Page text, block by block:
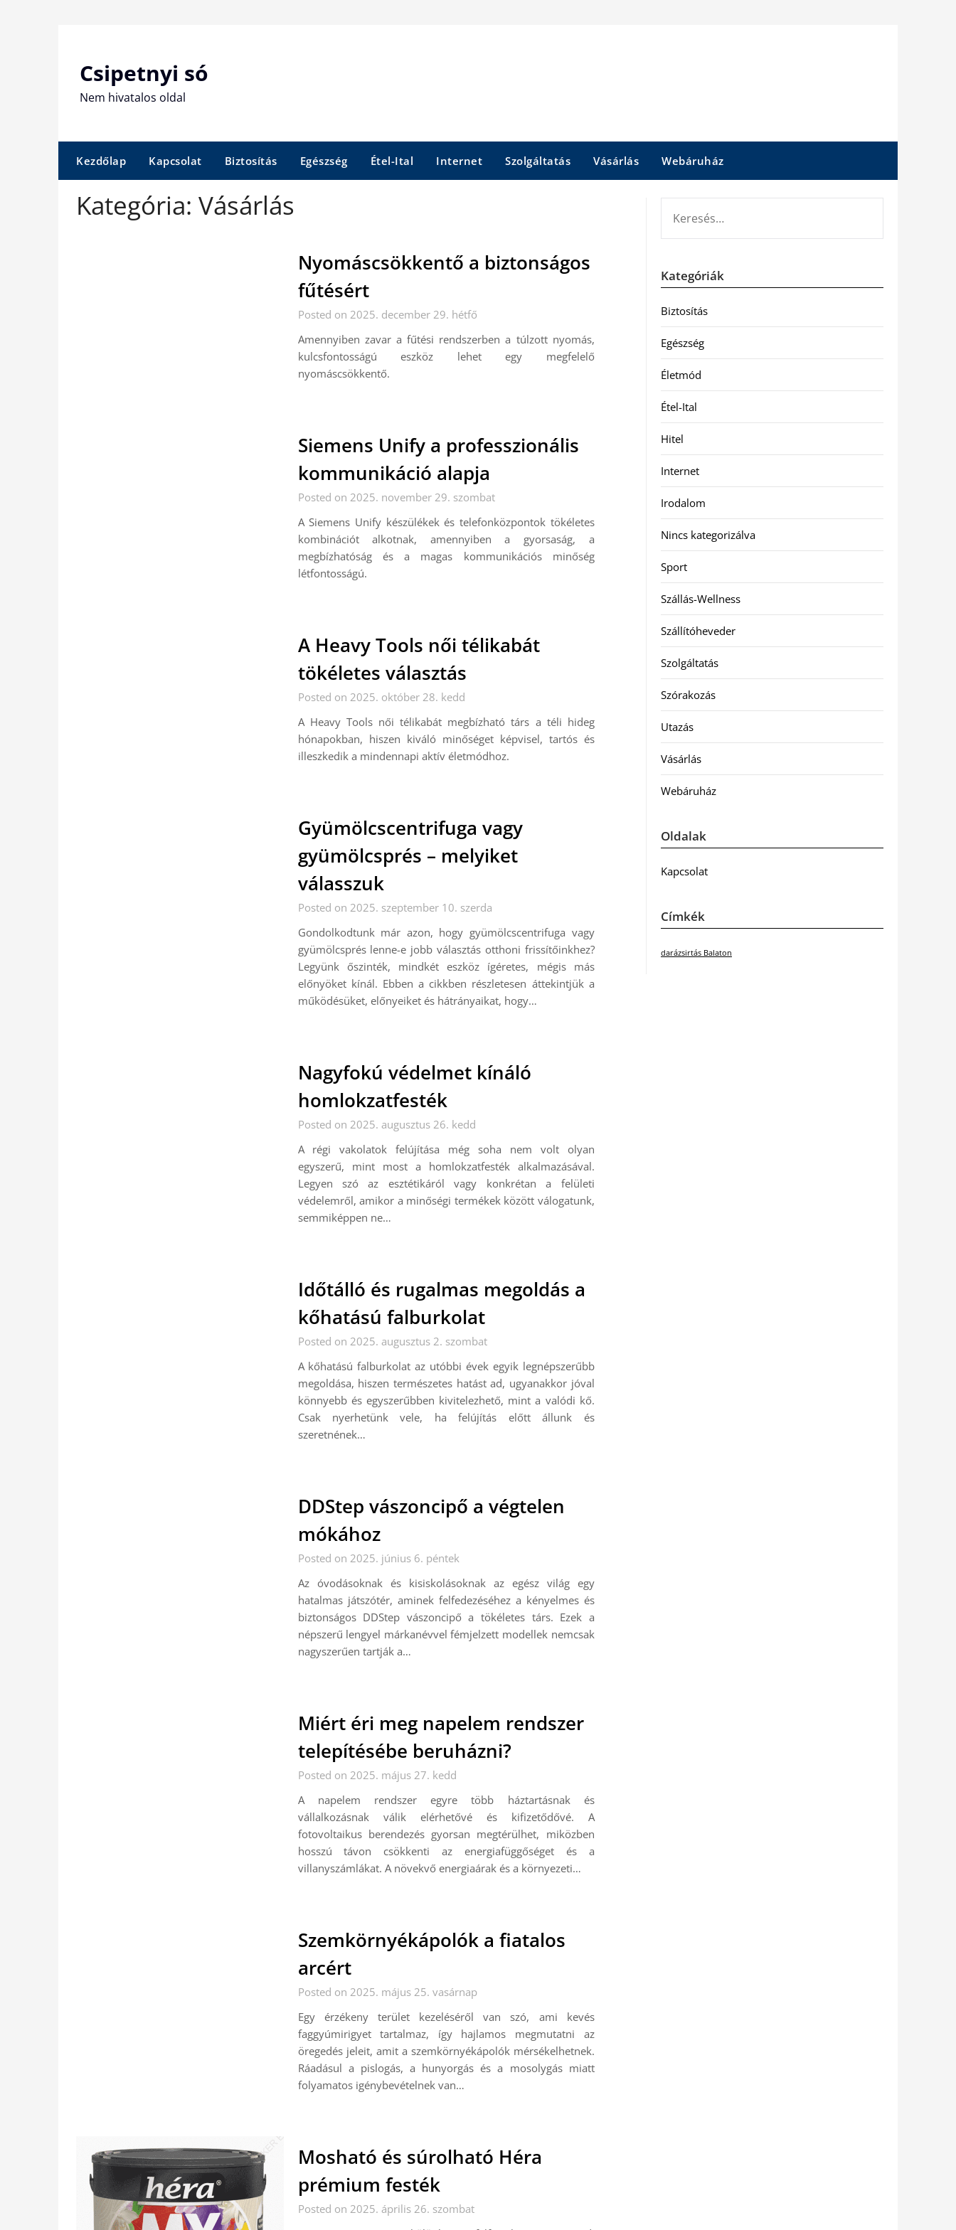
Csipetnyi só
Nem hivatalos oldal
Kezdőlap Kapcsolat Biztosítás Egészség Étel-Ital Internet Szolgáltatás Vásárlás Webáruház
Kategória: Vásárlás
Nyomáscsökkentő a biztonságos
fűtésért
Posted on 2025. december 29. hétfő
Amennyiben zavar a fűtési rendszerben a túlzott nyomás,
kulcsfontosságú eszköz lehet egy megfelelő
nyomáscsökkentő.
Siemens Unify a professzionális
kommunikáció alapja
Posted on 2025. november 29. szombat
A Siemens Unify készülékek és telefonközpontok tökéletes
kombinációt alkotnak, amennyiben a gyorsaság, a
megbízhatóság és a magas kommunikációs minőség
létfontosságú.
A Heavy Tools női télikabát
tökéletes választás
Posted on 2025. október 28. kedd
A Heavy Tools női télikabát megbízható társ a téli hideg
hónapokban, hiszen kiváló minőséget képvisel, tartós és
illeszkedik a mindennapi aktív életmódhoz.
Gyümölcscentrifuga vagy
gyümölcsprés – melyiket
válasszuk
Posted on 2025. szeptember 10. szerda
Gondolkodtunk már azon, hogy gyümölcscentrifuga vagy
gyümölcsprés lenne-e jobb választás otthoni frissítőinkhez?
Legyünk őszinték, mindkét eszköz ígéretes, mégis más
előnyöket kínál. Ebben a cikkben részletesen áttekintjük a
működésüket, előnyeiket és hátrányaikat, hogy…
Nagyfokú védelmet kínáló
homlokzatfesték
Posted on 2025. augusztus 26. kedd
A régi vakolatok felújítása még soha nem volt olyan
egyszerű, mint most a homlokzatfesték alkalmazásával.
Legyen szó az esztétikáról vagy konkrétan a felületi
védelemről, amikor a minőségi termékek között válogatunk,
semmiképpen ne…
Időtálló és rugalmas megoldás a
kőhatású falburkolat
Posted on 2025. augusztus 2. szombat
A kőhatású falburkolat az utóbbi évek egyik legnépszerűbb
megoldása, hiszen természetes hatást ad, ugyanakkor jóval
könnyebb és egyszerűbben kivitelezhető, mint a valódi kő.
Csak nyerhetünk vele, ha felújítás előtt állunk és
szeretnének…
DDStep vászoncipő a végtelen
mókához
Posted on 2025. június 6. péntek
Az óvodásoknak és kisiskolásoknak az egész világ egy
hatalmas játszótér, aminek felfedezéséhez a kényelmes és
biztonságos DDStep vászoncipő a tökéletes társ. Ezek a
népszerű lengyel márkanévvel fémjelzett modellek nemcsak
nagyszerűen tartják a…
Miért éri meg napelem rendszer
telepítésébe beruházni?
Posted on 2025. május 27. kedd
A napelem rendszer egyre több háztartásnak és
vállalkozásnak válik elérhetővé és kifizetődővé. A
fotovoltaikus berendezés gyorsan megtérülhet, miközben
hosszú távon csökkenti az energiafüggőséget és a
villanyszámlákat. A növekvő energiaárak és a környezeti…
Szemkörnyékápolók a fiatalos
arcért
Posted on 2025. május 25. vasárnap
Egy érzékeny terület kezeléséről van szó, ami kevés
faggyúmirigyet tartalmaz, így hajlamos megmutatni az
öregedés jeleit, amit a szemkörnyékápolók mérsékelhetnek.
Ráadásul a pislogás, a hunyorgás és a mosolygás miatt
folyamatos igénybevételnek van…
Mosható és súrolható Héra
prémium festék
Posted on 2025. április 26. szombat
Kategóriák
Biztosítás
Egészség
Életmód
Étel-Ital
Hitel
Internet
Irodalom
Nincs kategorizálva
Sport
Szállás-Wellness
Szállítóheveder
Szolgáltatás
Szórakozás
Utazás
Vásárlás
Webáruház
Oldalak
Kapcsolat
Címkék
darázsirtás Balaton